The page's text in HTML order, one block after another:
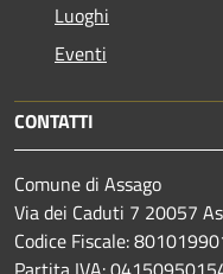
Luoghi
Eventi
CONTATTI
Comune di Assago
Via dei Caduti 7 20057
Codice Fiscale: